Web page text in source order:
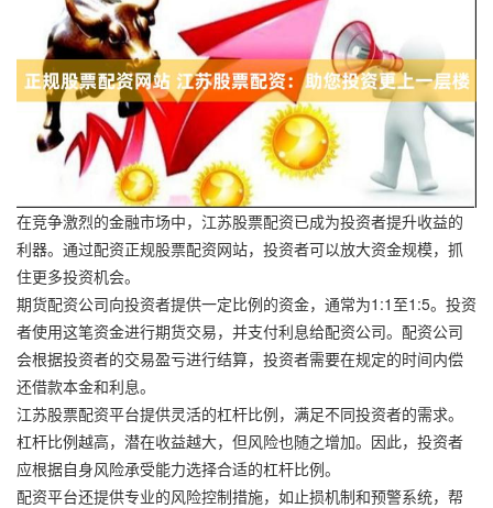
在竞争激烈的金融市场中，江苏股票配资已成为投资者提升收益的
利器。通过配资正规股票配资网站，投资者可以放大资金规模，抓
住更多投资机会。
期货配资公司向投资者提供一定比例的资金，通常为1:1至1:5。投资
者使用这笔资金进行期货交易，并支付利息给配资公司。配资公司
会根据投资者的交易盈亏进行结算，投资者需要在规定的时间内偿
还借款本金和利息。
江苏股票配资平台提供灵活的杠杆比例，满足不同投资者的需求。
杠杆比例越高，潜在收益越大，但风险也随之增加。因此，投资者
应根据自身风险承受能力选择合适的杠杆比例。
配资平台还提供专业的风险控制措施，如止损机制和预警系统，帮